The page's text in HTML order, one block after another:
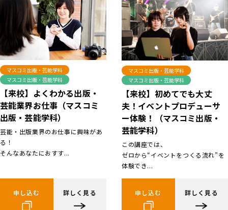
マスコミ出版・芸能学科
マスコミ出版・芸能学科
【来校】よくわかる出版・
芸能業界お仕事（マスコミ
出版・芸能学科）
芸能・出版業界のお仕事に興味があ
る！
そんなあなたにおすす...
申し込む 詳しく見る
マスコミ出版・芸能学科
マスコミ出版・芸能学科
【来校】初めてでも大丈
夫！イベントプロデューサ
ー体験！（マスコミ出版・
芸能学科）
この講座では、
ゼロから“イベントをつくる流れ”を
体験でき...
申し込む 詳しく見る